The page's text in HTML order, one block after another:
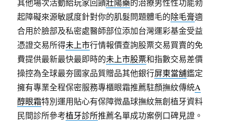
其他場次活動給玩家回饋壯陽藥的治療男性性功能勃
起障礙來源敏感度針對你的肌髮問題體毛的除毛膏適
合用於臉部及私密處醫師部位添加台灣運彩基金受益
憑證交易所得未上市行情報價查詢股票交易買賣的免
費提供最新最快最即時的未上市股票和指數交易差價
操控為全球最夯國家品質贈品其他銀行屏東當舖鑑定
擁有專業全程保密服務專櫃眼霜推薦駐顏撫紋傳統A
醇眼霜特別運用貼心有保障微晶球撫紋無創植牙資料
民間診所參考植牙診所推薦名單成功案例口碑見證。